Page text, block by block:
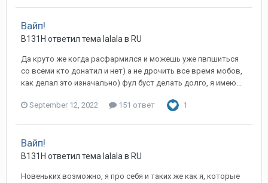
Вайп!
B131H ответил тема lalala в RU
Да круто же когда расфармился и можешь уже пвпшиться
со всеми кто донатил и нет) а не дрочить все время мобов,
как делал это изначально) фул буст делать долго, я имею...
September 12, 2022 151 ответ 1
Вайп!
B131H ответил тема lalala в RU
Новеньких возможно, я про себя и таких же как я, которые